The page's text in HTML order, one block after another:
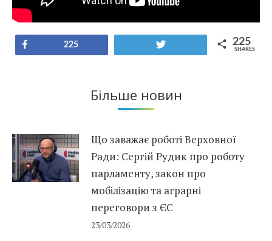
225 225
SHARES
Більше новин
Що заважає роботі Верховної
Ради: Сергій Рудик про роботу
парламенту, закон про
мобілізацію та аграрні
переговори з ЄС
23/03/2026